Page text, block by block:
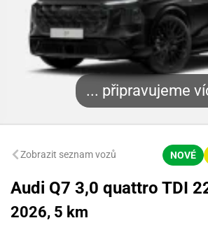
Zobrazit seznam vozů NOVÉ
Audi Q7 3,0 quattro TDI
2026, 5 km